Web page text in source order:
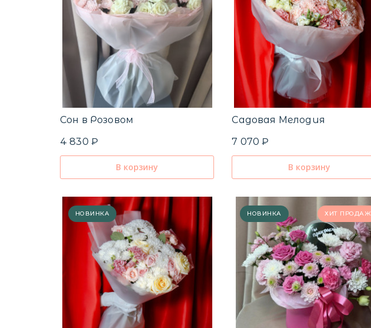
Сон в Розовом
4 830 ₽
В корзину
Садовая Мелодия
7 070 ₽
В корзину
НОВИНКА НОВИНКА ХИТ ПРОДАЖ